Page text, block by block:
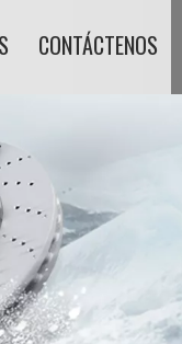
CONTÁCTENOS